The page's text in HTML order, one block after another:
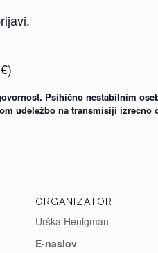
Psihično nestabilnim
udeležbo na transmisiji izrecno
ORGANIZATOR
Urška Henigman
E-naslov